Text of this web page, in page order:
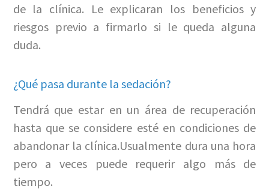
de la clínica. Le explicaran los beneficios y
riesgos previo a firmarlo si le queda alguna
duda.
¿Qué pasa durante la sedación?
Tendrá que estar en un área de recuperación
hasta que se considere esté en condiciones de
abandonar la clínica.Usualmente dura una hora
pero a veces puede requerir algo más de
tiempo.